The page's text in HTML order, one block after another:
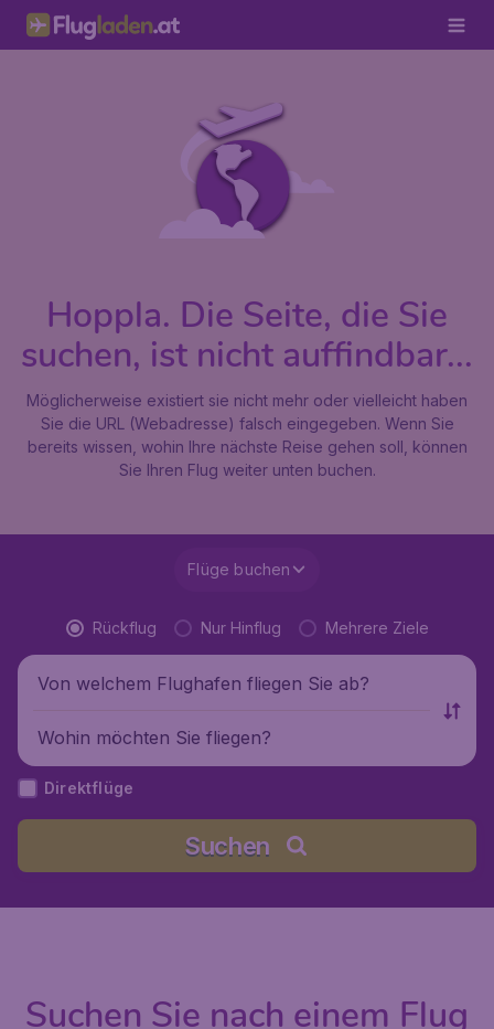
Hoppla. Die Seite, die Sie
suchen, ist nicht auffindbar...
Möglicherweise existiert sie nicht mehr oder vielleicht haben
Sie die URL (Webadresse) falsch eingegeben. Wenn Sie
bereits wissen, wohin Ihre nächste Reise gehen soll, können
Sie Ihren Flug weiter unten buchen.
Flüge buchen
Rückflug Nur Hinflug Mehrere Ziele
Von welchem Flughafen fliegen Sie ab?
Wohin möchten Sie fliegen?
Direktflüge
Suchen
Suchen Sie nach einem Flug